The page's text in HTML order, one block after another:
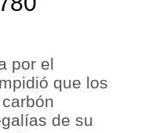
por el
que los
de su